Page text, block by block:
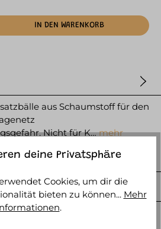
IN DEN WARENKORB
aus Schaumstoff für den
Nicht für K…mehr
deine Privatsphäre
Cookies, um dir die
bieten zu können... Mehr
.